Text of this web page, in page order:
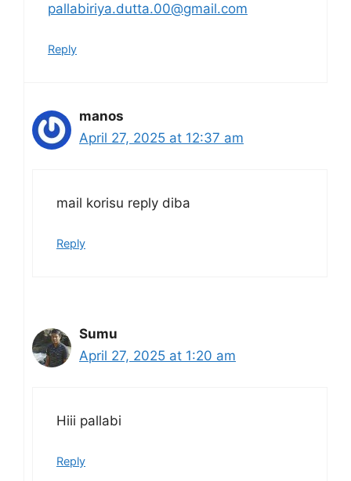
pallabiriya.dutta.00@gmail.com
Reply
manos
April 27, 2025 at 12:37 am
mail korisu reply diba
Reply
Sumu
April 27, 2025 at 1:20 am
Hiii pallabi
Reply